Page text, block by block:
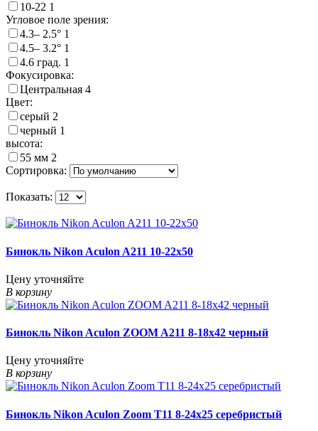
10-22 1
Угловое поле зрения:
4.3– 2.5° 1
4.5– 3.2° 1
4.6 град. 1
Фокусировка:
Центральная 4
Цвет:
серый 2
черный 1
высота:
55 мм 2
Сортировка:
Показать:
Бинокль Nikon Aculon A211 10-22x50
Цену уточняйте
В корзину
Бинокль Nikon Aculon ZOOM A211 8-18x42 черный
Цену уточняйте
В корзину
Бинокль Nikon Aculon Zoom T11 8-24x25 серебристый